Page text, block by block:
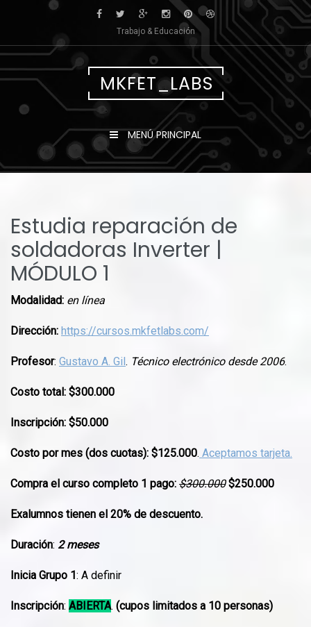
Trabajo & Educación
MKFET_LABS
MENÚ PRINCIPAL
Estudia reparación de
soldadoras Inverter |
MÓDULO 1
Modalidad: en línea
Dirección: https://cursos.mkfetlabs.com/
Profesor: Gustavo A. Gil. Técnico electrónico desde 2006.
Costo total: $300.000
Inscripción: $50.000
Costo por mes (dos cuotas): $125.000. Aceptamos tarjeta.
Compra el curso completo 1 pago: $300.000 $250.000
Exalumnos tienen el 20% de descuento.
Duración: 2 meses
Inicia Grupo 1: A definir
Inscripción: ABIERTA. (cupos limitados a 10 personas)